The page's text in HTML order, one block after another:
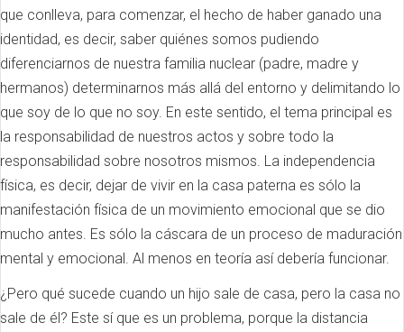
que conlleva, para comenzar, el hecho de haber ganado una
identidad, es decir, saber quiénes somos pudiendo
diferenciarnos de nuestra familia nuclear (padre, madre y
hermanos) determinarnos más allá del entorno y delimitando lo
que soy de lo que no soy. En este sentido, el tema principal es
la responsabilidad de nuestros actos y sobre todo la
responsabilidad sobre nosotros mismos. La independencia
física, es decir, dejar de vivir en la casa paterna es sólo la
manifestación física de un movimiento emocional que se dio
mucho antes. Es sólo la cáscara de un proceso de maduración
mental y emocional. Al menos en teoría así debería funcionar.
¿Pero qué sucede cuando un hijo sale de casa, pero la casa no
sale de él? Este sí que es un problema, porque la distancia